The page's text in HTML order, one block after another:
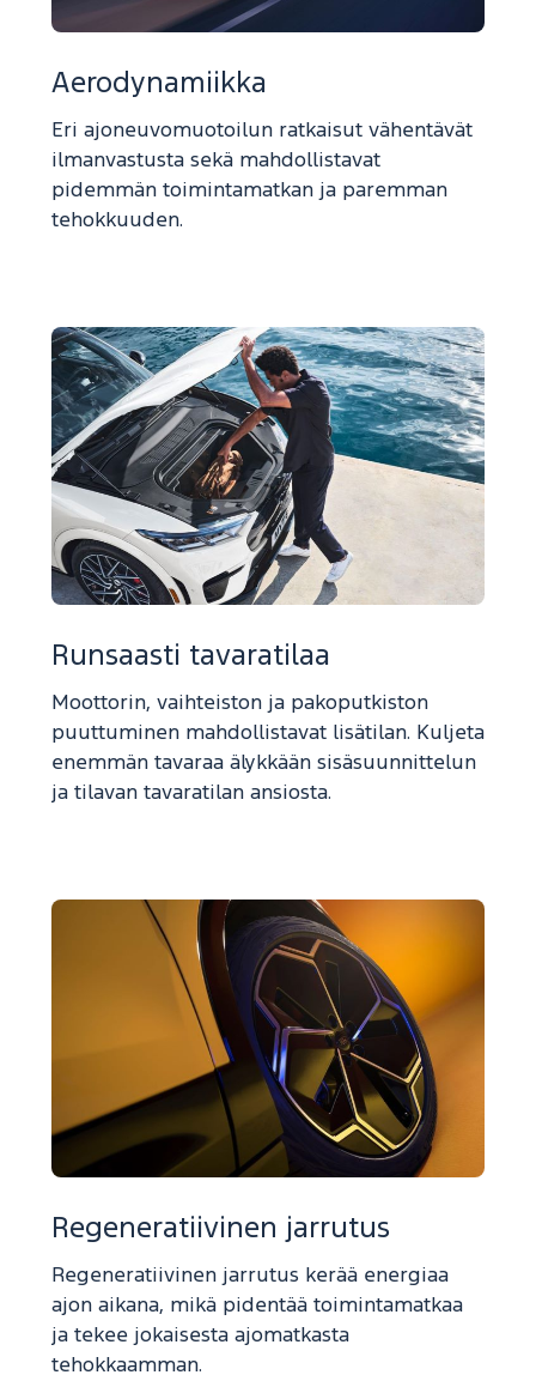
Aerodynamiikka
Eri ajoneuvomuotoilun ratkaisut vähentävät
ilmanvastusta sekä mahdollistavat
pidemmän toimintamatkan ja paremman
tehokkuuden.
Runsaasti tavaratilaa
Moottorin, vaihteiston ja pakoputkiston
puuttuminen mahdollistavat lisätilan. Kuljeta
enemmän tavaraa älykkään sisäsuunnittelun
ja tilavan tavaratilan ansiosta.
Regeneratiivinen jarrutus
Regeneratiivinen jarrutus kerää energiaa
ajon aikana, mikä pidentää toimintamatkaa
ja tekee jokaisesta ajomatkasta
tehokkaamman.